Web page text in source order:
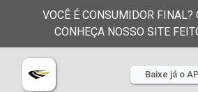
VOCÊ É CONSUMIDOR FINAL?
CONHEÇA NOSSO SITE
Baixe já o